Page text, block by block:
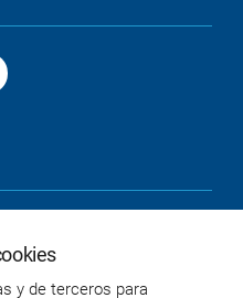
y de terceros para